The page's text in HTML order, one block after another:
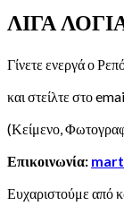
ΛΙΓΑ
Γίνετε ενεργά ο
και στείλτε στο
(Κείμενο,
Επικοινωνία:
Ευχαριστούμε από